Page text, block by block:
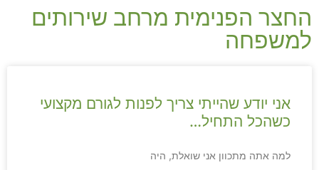
החצר הפנימית מרחב שירותים
למשפחה
אני יודע שהייתי צריך לפנות לגורם מקצועי
כשהכל התחיל…
למה אתה מתכוון אני שואלת, היה